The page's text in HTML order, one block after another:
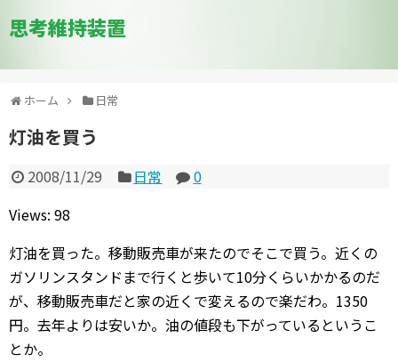
思考維持装置
ホーム 日常
灯油を買う
2008/11/29 日常
0
Views: 98
灯油を買った。移動販売車が来たのでそこで買う。近くの
ガソリンスタンドまで行くと歩いて10分くらいかかるのだ
が、移動販売車だと家の近くで変えるので楽だわ。1350
円。去年よりは安いか。油の値段も下がっているというこ
とか。